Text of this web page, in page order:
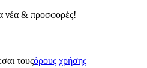
νέα & προσφορές!
τουςόρους χρήσης